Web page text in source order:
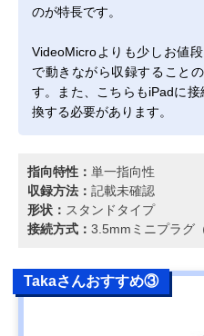
のが特長です。
VideoMicroよりも少しお値
で動きながら収録すること
す。また、こちらもiPadに
換する必要があります。
指向特性： 単一指向性
収録方法： 記載未確認
形状： スタンドタイプ
接続方式： 3.5mmミニプラグ
Takaさんおすすめ③